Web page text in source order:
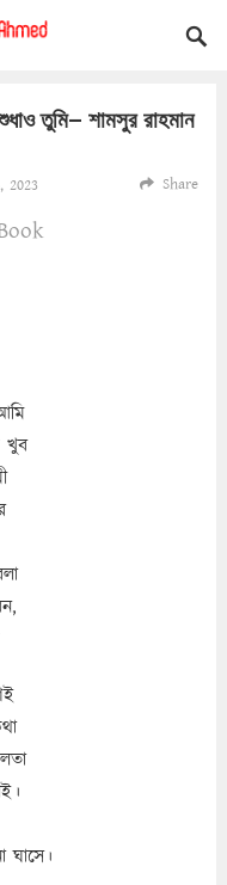
তুমি– শামসুর রাহমান
2023 Share
খুব
ঘাসে।